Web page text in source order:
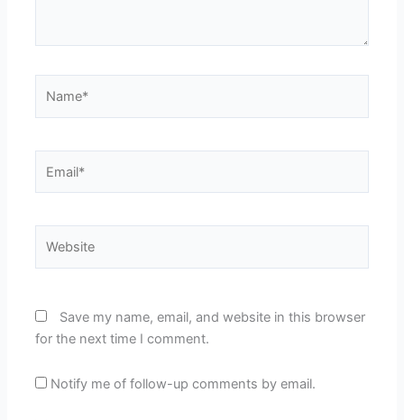
Save my name, email, and website in this browser
for the next time I comment.
Notify me of follow-up comments by email.